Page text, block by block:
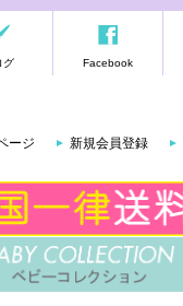
グ Facebook
ージ 新規会員登録